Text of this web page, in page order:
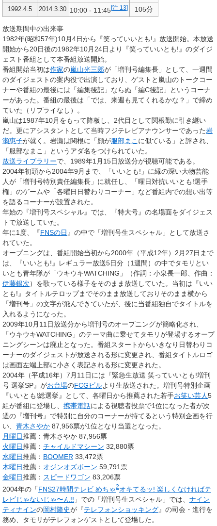
1992.4.5 2014.3.30 10:00 - 11:45[注 13] 105分
放送期間中の出来事
1982年(昭和57年)10月4日から『笑っていいとも!』放送開始。本放送
開始から20日後の1982年10月24日より『笑っていいとも!』のダイジ
ェスト番組として本番組放送開始。
番組開始当初は作家の嵐山光三郎が「増刊号編集長」として、一週間
のダイジェストの案内役で出演しており、ゲストと嵐山のトークコー
ナーや番組の最後には「編集後記」ならぬ「編C後記」というコーナ
ーがあった。番組の最後は「では、来週も見てくれるかな？」で締め
ていた（リプライなし）。
嵐山は1987年10月をもって降板し、2代目として関根勤に引き継い
だ。更にアシスタントとして当時フジテレビアナウンサーであった岩
瀬惠子が就く。岩瀬は関根に「顔が服部まこ に似ている」と評され、
「服部なまこ」というアダ名をつけられていた。
放送ライブラリーで、1989年1月15日放送分が視聴可能である。
2004年初頭から2004年9月まで、「いいとも!」に縁の深い大物芸能
人が「増刊号特別責任編集長」に就任し、「曜日対抗いいとも!選手
権」のゲームや「各曜日日替わりコーナー」など番組内での想い出等
を語るコーナーが設置された。
年始の『増刊号スペシャル』では、『特大号』の名場面をダイジェス
トで放送していた。
年に1度、『FNSの日 』の中で「増刊号生スペシャル」として放送さ
れていた。
オープニングは、番組開始当初から2000年（平成12年）2月27日まで
は、『いいとも!』レギュラー放送5日分（1週間）の中でタモリとい
いとも青年隊が「ウキウキWATCHING」（作詞：小泉長一郎、作曲：
伊藤銀次）を歌っている様子をそのまま放送していた。当初は『いい
とも!』タイトルテロップまでそのまま放送しておりそのまま横から
「増刊号」の文字が飛んできていたが、後に当番組独自でタイトルを
入れるようになった。
2009年10月11日放送分から増刊号のオープニングが簡略化され、
「ウキウキWATCHING」のテーマ曲に乗せてタモリが登場するオープ
ニングシーンは廃止となった。番組スタートからいきなり日替わりコ
ーナーのダイジェストが放送される形に変更され、番組タイトルロゴ
は画面左端上部に小さく表記される形に変更された。
2004年（平成16年）7月11日には『緊急生放送 笑っていいとも!増刊
号 選挙SP』がお台場のFCGビルより生放送された。増刊号特別企画
『いいとも!総選挙』として、各曜日から推薦された若手お笑い芸人5
組が番組に登場し、 携帯電話による視聴者投票で1位になった者が次
週の『増刊号』で特別に自分のコーナーが持てるという特別企画を行
い、 青木さやか 87,956票が1位となり当選となった。
月曜日推薦：青木さやか 87,956票
火曜日推薦： チャイルドマシーン 32,880票
水曜日推薦： BOOMER 33,472票
木曜日推薦： オジンオズボーン 59,791票
金曜日推薦： スピードワゴン 83,206票
2004年の「FNS27時間テレビ めちゃ2オキてるッ! 楽しくなければテ
レビじゃないじゃ〜ん!! 」での「増刊号生スペシャル」では、 ナイン
ティナインの岡村隆史が『テレフォンショッキング』の司会・進行を
務め、タモリがテレフォンゲストとして登場した。